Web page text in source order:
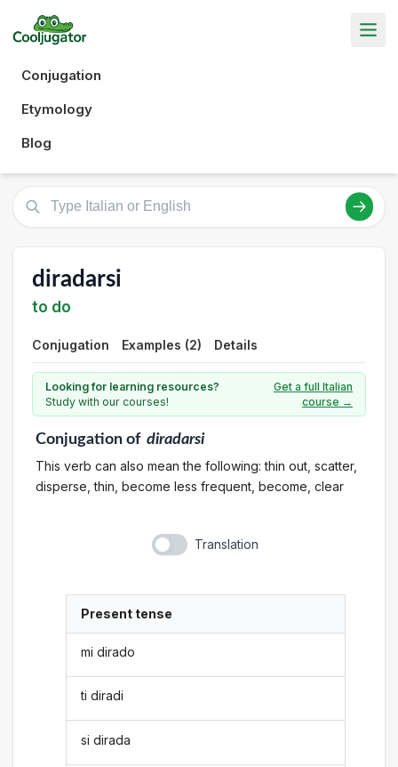
Conjugation
Etymology
Blog
diradarsi
to do
Conjugation Examples (2) Details
Looking for learning resources?
Study with our courses!
Get a full Italian
course →
Conjugationof diradarsi
This verb can also mean the following: thin out, scatter,
disperse, thin, become less frequent, become, clear
Translation
Present tense
mi dirado
ti diradi
si dirada